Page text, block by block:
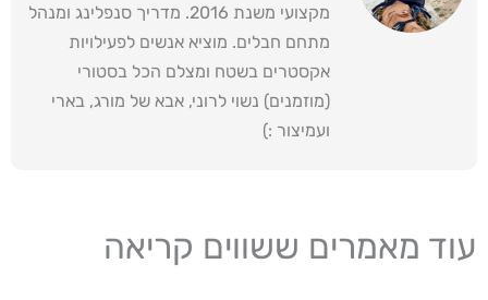
מקצועי משנת 2016. מדריך סנפלינג ומנהל
מתחם חבלים. מוציא אנשים לפעילויות
אקסטרים בשטח ומצלם הכל בסטורי
(מוזמנים) נשוי לרוני, אבא של מורג, בארי
ועמיצור :)
עוד מאמרים ששווים קריאה